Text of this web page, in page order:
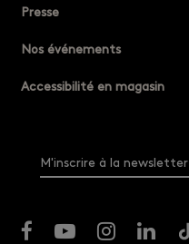
Presse
Nos événements
Accessibilité en magasin
M'inscrire à la newsletter